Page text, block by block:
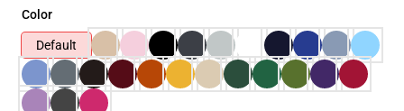
Color
Default